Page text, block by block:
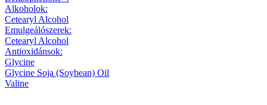
Alkoholok:
Cetearyl Alcohol
Emulgeálószerek:
Cetearyl Alcohol
Antioxidánsok:
Glycine
Glycine Soja (Soybean) Oil
Valine